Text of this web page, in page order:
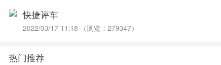
快捷评车
2022/03/17 11:18 （浏览：279347）
热门推荐